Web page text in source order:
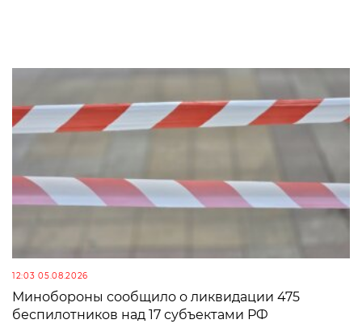
12:03 05.08.2026
Минобороны сообщило о ликвидации 475
беспилотников над 17 субъектами РФ